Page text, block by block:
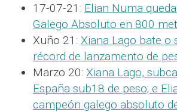
17-07-21: Elian Numa
Galego Absoluto en 800
Xuño 21: Xiana Lago bate o
récord de lanzamento de
Marzo 20: Xiana Lago,
España sub18 de peso; e
campeón galego absoluto